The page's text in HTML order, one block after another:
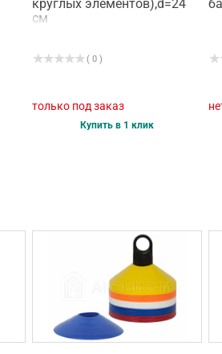
круглых элементов),d=24
см
( 0 )
только под заказ
Купить в 1 клик